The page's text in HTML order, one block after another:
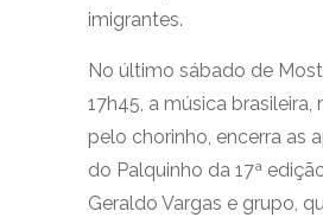
imigrantes.
No último sábado de
17h45, a música brasileira,
pelo chorinho, encerra as
do Palquinho da 17ª
Geraldo Vargas e grupo,